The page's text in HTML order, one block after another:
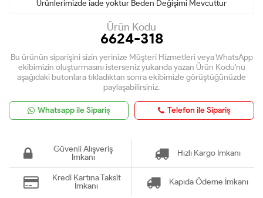
Ürünlerimizde iade yoktur Beden Değişimi Mevcuttur
Ürün Kodu
6624-318
Bu ürünün siparişini sizin yerinize Müşteri Hizmetleri veya WhatsApp
ekibimizin oluşturmasını isterseniz yukarıda yazan Ürün Kodu'nu
aşağıdaki butonlara tıkladıktan sonra ekibimizle görüştüğünüzde
paylaşabilirsiniz.
Whatsapp ile Sipariş Telefon ile Sipariş
Güvenli Alışveriş
İmkanı
Hızlı Kargo İmkanı
Kredi Kartına Taksit
İmkanı
Kapıda Ödeme İmkanı